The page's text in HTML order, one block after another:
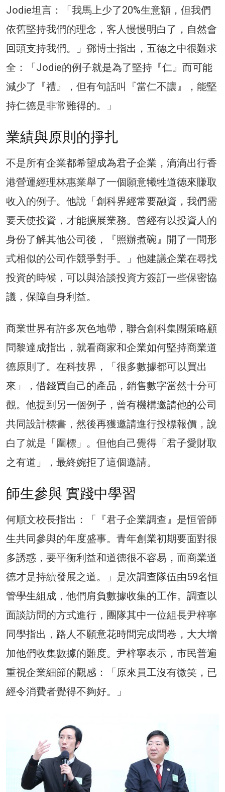
Jodie坦言：「我馬上少了20%生意額，但我們
依舊堅持我們的理念，客人慢慢明白了，自然會
回頭支持我們。」鄧博士指出，五德之中很難求
全：「Jodie的例子就是為了堅持『仁』而可能
減少了『禮』，但有句話叫『當仁不讓』，能堅
持仁德是非常難得的。」
業績與原則的掙扎
不是所有企業都希望成為君子企業，滴滴出行香
港營運經理林惠業舉了一個願意犧牲道德來賺取
收入的例子。他說「創科界經常要融資，我們需
要天使投資，才能擴展業務。曾經有以投資人的
身份了解其他公司後，『照辦煮碗』開了一間形
式相似的公司作競爭對手。」他建議企業在尋找
投資的時候，可以與洽談投資方簽訂一些保密協
議，保障自身利益。
商業世界有許多灰色地帶，聯合創科集團策略顧
問黎達成指出，就看商家和企業如何堅持商業道
德原則了。在科技界，「很多數據都可以買出
來」，借錢買自己的產品，銷售數字當然十分可
觀。他提到另一個例子，曾有機構邀請他的公司
共同設計標書，然後再獲邀請進行投標報價，說
白了就是「圍標」。但他自己覺得「君子愛財取
之有道」，最終婉拒了這個邀請。
師生參與 實踐中學習
何順文校長指出：「『君子企業調查』是恒管師
生共同參與的年度盛事。青年創業初期要面對很
多誘惑，要平衡利益和道德很不容易，而商業道
德才是持續發展之道。」是次調查隊伍由59名恒
管學生組成，他們肩負數據收集的工作。調查以
面談訪問的方式進行，團隊其中一位組長尹梓寧
同學指出，路人不願意花時間完成問卷，大大增
加他們收集數據的難度。尹梓寧表示，市民普遍
重視企業細節的觀感：「原來員工沒有微笑，已
經令消費者覺得不夠好。」